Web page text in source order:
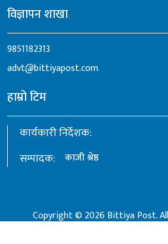
विज्ञापन शाखा
9851182313
advt@bittiyapost.com
हाम्रो टिम
कार्यकारी निर्देशक:
सम्पादक:
काजी श्रेष्ठ
Copyright © 2026 Bittiya Post.